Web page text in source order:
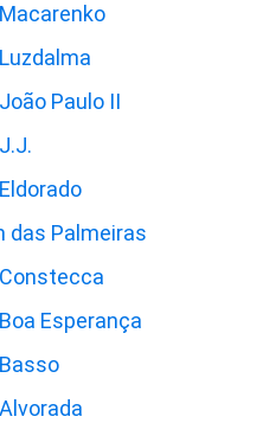
Paulo II
das Palmeiras
Esperança